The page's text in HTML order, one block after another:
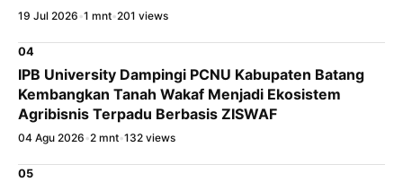
19 Jul 2026 •1 mnt•201 views
04
IPB University Dampingi PCNU Kabupaten Batang
Kembangkan Tanah Wakaf Menjadi Ekosistem
Agribisnis Terpadu Berbasis ZISWAF
04 Agu 2026 •2 mnt•132 views
05